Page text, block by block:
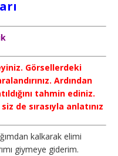
Görsellerdeki
Ardından
tahmin ediniz.
de sırasıyla anlatınız
kalkarak elimi
giymeye giderim.